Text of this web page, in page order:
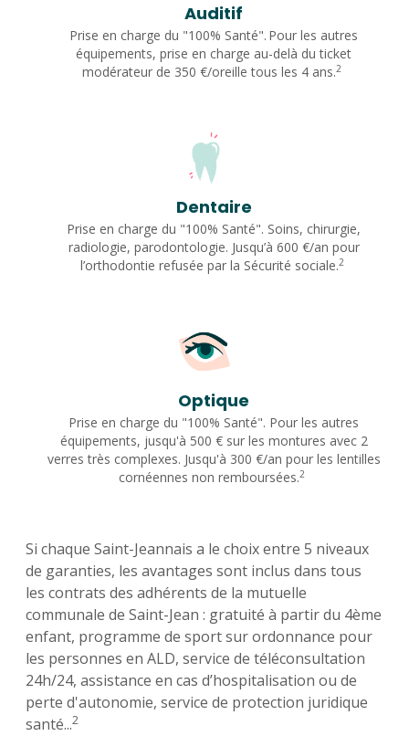
Auditif
Prise en charge du "100% Santé". Pour les autres
équipements, prise en charge au-delà du ticket
modérateur de 350 €/oreille tous les 4 ans.2
Dentaire
Prise en charge du "100% Santé". Soins, chirurgie,
radiologie, parodontologie. Jusqu’à 600 €/an pour
l’orthodontie refusée par la Sécurité sociale.2
Optique
Prise en charge du "100% Santé". Pour les autres
équipements, jusqu'à 500 € sur les montures avec 2
verres très complexes. Jusqu'à 300 €/an pour les lentilles
cornéennes non remboursées.2
Si chaque Saint-Jeannais a le choix entre 5 niveaux
de garanties, les avantages sont inclus dans tous
les contrats des adhérents de la mutuelle
communale de Saint-Jean : gratuité à partir du 4ème
enfant, programme de sport sur ordonnance pour
les personnes en ALD, service de téléconsultation
24h/24, assistance en cas d’hospitalisation ou de
perte d'autonomie, service de protection juridique
santé...2